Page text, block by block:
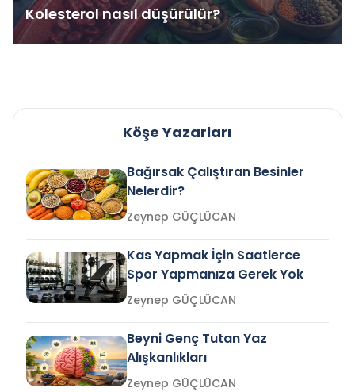
Kolesterol nasıl düşürülür?
Köşe Yazarları
Bağırsak Çalıştıran Besinler
Nelerdir?
Zeynep GÜÇLÜCAN
Kas Yapmak İçin Saatlerce
Spor Yapmanıza Gerek Yok
Zeynep GÜÇLÜCAN
Beyni Genç Tutan Yaz
Alışkanlıkları
Zeynep GÜÇLÜCAN